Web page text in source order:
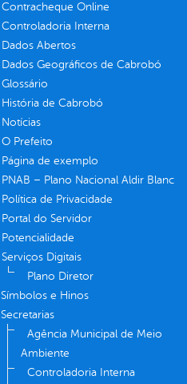
Contracheque Online
Controladoria Interna
Dados Abertos
Dados Geográficos de Cabrobó
Glossário
História de Cabrobó
Notícias
O Prefeito
Página de exemplo
PNAB – Plano Nacional Aldir Blanc
Política de Privacidade
Portal do Servidor
Potencialidade
Serviços Digitais
Plano Diretor
Símbolos e Hinos
Secretarias
Agência Municipal de Meio
Ambiente
Controladoria Interna